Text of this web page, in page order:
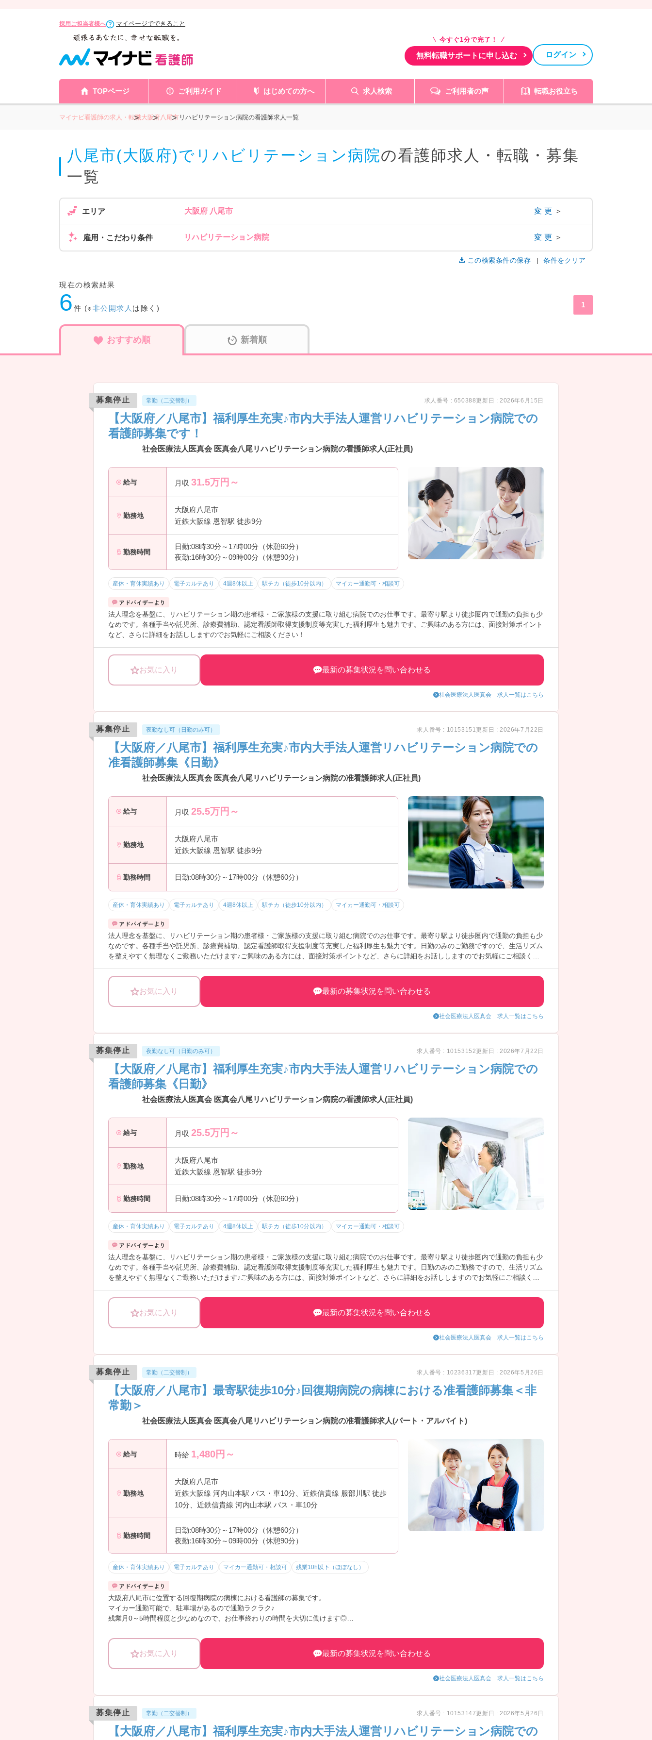
採用ご担当者様へ マイページでできること
今すぐ1分で完了！
無料転職サポートに申し込む ログイン
TOPページ ご利用ガイド はじめての方へ 求人検索 ご利用者の声 転職お役立ち
マイナビ看護師の求人・転職大阪府八尾市 リハビリテーション病院の看護師求人一覧
八尾市(大阪府)でリハビリテーション病院の看護師求人・転職・募集
一覧
エリア 大阪府 八尾市 変更 ＞
雇用・こだわり条件 リハビリテーション病院 変更 ＞
この検索条件の保存 条件をクリア
現在の検索結果
6 件 (※非公開求人 は除く) 1
おすすめ順 新着順
募集停止 常勤（二交替制） 求人番号 : 650388更新日 : 2026年6月15日
【大阪府／八尾市】福利厚生充実♪市内大手法人運営リハビリテーション病院での
看護師募集です！
社会医療法人医真会 医真会八尾リハビリテーション病院の看護師求人(正社員)
給与 月収 31.5万円～
勤務地
大阪府八尾市
近鉄大阪線 恩智駅 徒歩9分
勤務時間
日勤:08時30分～17時00分（休憩60分）
夜勤:16時30分～09時00分（休憩90分）
産休・育休実績あり 電子カルテあり 4週8休以上 駅チカ（徒歩10分以内） マイカー通勤可・相談可
法人理念を基盤に、リハビリテーション期の患者様・ご家族様の支援に取り組む病院でのお仕事です。最寄り駅より徒歩圏内で通勤の負担も少
なめです。各種手当や託児所、診療費補助、認定看護師取得支援制度等充実した福利厚生も魅力です。ご興味のある方には、面接対策ポイント
など、さらに詳細をお話ししますのでお気軽にご相談ください！
お気に入り 最新の募集状況を問い合わせる
社会医療法人医真会 求人一覧はこちら
募集停止 夜勤なし可（日勤のみ可） 求人番号 : 10153151更新日 : 2026年7月22日
【大阪府／八尾市】福利厚生充実♪市内大手法人運営リハビリテーション病院での
准看護師募集《日勤》
社会医療法人医真会 医真会八尾リハビリテーション病院の准看護師求人(正社員)
給与 月収 25.5万円～
勤務地
大阪府八尾市
近鉄大阪線 恩智駅 徒歩9分
勤務時間 日勤:08時30分～17時00分（休憩60分）
産休・育休実績あり 電子カルテあり 4週8休以上 駅チカ（徒歩10分以内） マイカー通勤可・相談可
法人理念を基盤に、リハビリテーション期の患者様・ご家族様の支援に取り組む病院でのお仕事です。最寄り駅より徒歩圏内で通勤の負担も少
なめです。各種手当や託児所、診療費補助、認定看護師取得支援制度等充実した福利厚生も魅力です。日勤のみのご勤務ですので、生活リズム
を整えやすく無理なくご勤務いただけます♪ご興味のある方には、面接対策ポイントなど、さらに詳細をお話ししますのでお気軽にご相談くだ
お気に入り 最新の募集状況を問い合わせる
社会医療法人医真会 求人一覧はこちら
募集停止 夜勤なし可（日勤のみ可） 求人番号 : 10153152更新日 : 2026年7月22日
【大阪府／八尾市】福利厚生充実♪市内大手法人運営リハビリテーション病院での
看護師募集《日勤》
社会医療法人医真会 医真会八尾リハビリテーション病院の看護師求人(正社員)
給与 月収 25.5万円～
勤務地
大阪府八尾市
近鉄大阪線 恩智駅 徒歩9分
勤務時間 日勤:08時30分～17時00分（休憩60分）
産休・育休実績あり 電子カルテあり 4週8休以上 駅チカ（徒歩10分以内） マイカー通勤可・相談可
法人理念を基盤に、リハビリテーション期の患者様・ご家族様の支援に取り組む病院でのお仕事です。最寄り駅より徒歩圏内で通勤の負担も少
なめです。各種手当や託児所、診療費補助、認定看護師取得支援制度等充実した福利厚生も魅力です。日勤のみのご勤務ですので、生活リズム
を整えやすく無理なくご勤務いただけます♪ご興味のある方には、面接対策ポイントなど、さらに詳細をお話ししますのでお気軽にご相談くだ
お気に入り 最新の募集状況を問い合わせる
社会医療法人医真会 求人一覧はこちら
募集停止 常勤（二交替制） 求人番号 : 10236317更新日 : 2026年5月26日
【大阪府／八尾市】最寄駅徒歩10分♪回復期病院の病棟における准看護師募集＜非
常勤＞
社会医療法人医真会 医真会八尾リハビリテーション病院の准看護師求人(パート・アルバイト)
給与 時給 1,480円～
勤務地
大阪府八尾市
近鉄大阪線 河内山本駅 バス・車10分、近鉄信貴線 服部川駅 徒歩
10分、近鉄信貴線 河内山本駅 バス・車10分
勤務時間
日勤:08時30分～17時00分（休憩60分）
夜勤:16時30分～09時00分（休憩90分）
産休・育休実績あり 電子カルテあり マイカー通勤可・相談可 残業10h以下（ほぼなし）
大阪府八尾市に位置する回復期病院の病棟における看護師の募集です。
マイカー通勤可能で、駐車場があるので通勤ラクラク♪
残業月0～5時間程度と少なめなので、お仕事終わりの時間を大切に働けます◎
お気に入り 最新の募集状況を問い合わせる
社会医療法人医真会 求人一覧はこちら
募集停止 常勤（二交替制） 求人番号 : 10153147更新日 : 2026年5月26日
【大阪府／八尾市】福利厚生充実♪市内大手法人運営リハビリテーション病院での